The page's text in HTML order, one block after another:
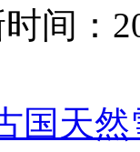
间：
国天